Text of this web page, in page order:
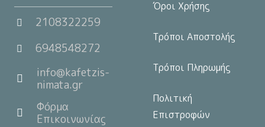
2108322259
6948548272
info@kafetzis-
nimata.gr
Φόρμα
Επικοινωνίας
Όροι Χρήσης
Τρόποι Αποστολής
Τρόποι Πληρωμής
Πολιτική
Επιστροφών